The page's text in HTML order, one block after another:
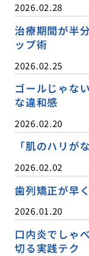
2026.02.28
治療期間が半
ップ術
2026.02.25
ゴールじゃな
な違和感
2026.02.20
「肌のハリが
2026.02.02
歯列矯正が早
2026.01.20
口内炎でしゃ
切る実践テク